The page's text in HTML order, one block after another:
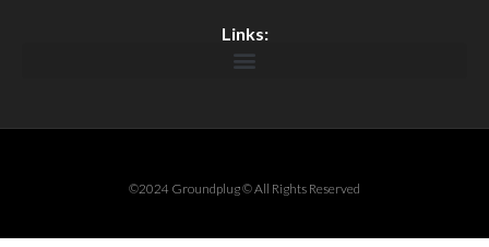
Links:
©2024 Groundplug © All Rights Reserved